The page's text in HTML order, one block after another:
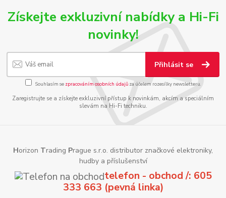
Získejte exkluzivní nabídky a Hi-Fi
novinky!
Přihlásit se
Souhlasím se zpracováním osobních údajůza účelem rozesílky newsletteru.
Zaregistrujte se a získejte exkluzivní přístup k novinkám, akcím a speciálním
slevám na Hi-Fi techniku.
Horizon Trading Prague s.r.o. distributor značkové elektroniky,
hudby a příslušenství
telefon - obchod /: 605
333 663 (pevná linka)